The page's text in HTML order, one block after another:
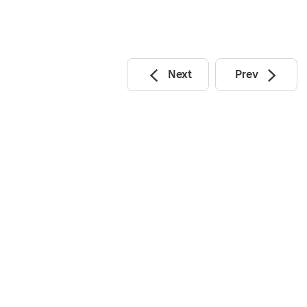
Next Prev